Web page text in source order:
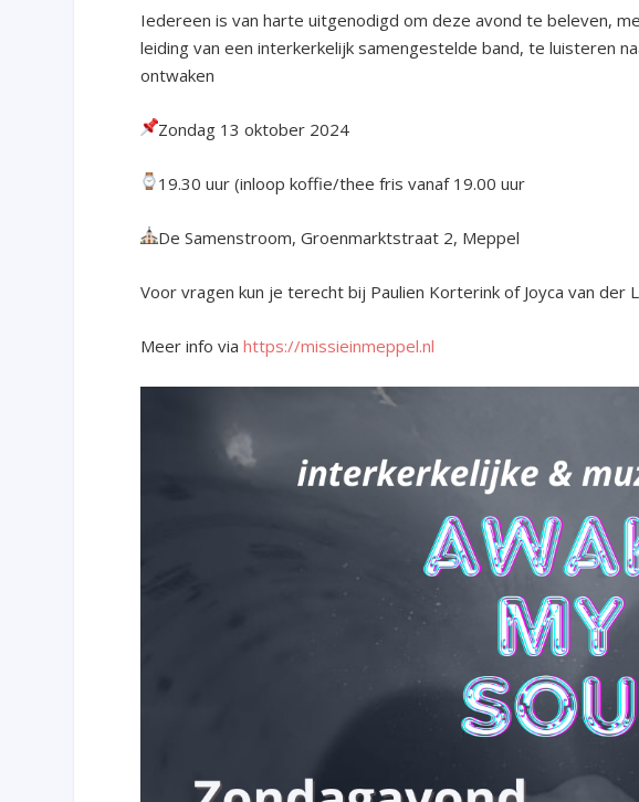
Iedereen is van harte uitgenodigd om deze avond te beleven,
leiding van een interkerkelijk samengestelde band, te luisteren
ontwaken
Zondag 13 oktober 2024
19.30 uur (inloop koffie/thee fris vanaf 19.00 uur
De Samenstroom, Groenmarktstraat 2, Meppel
Voor vragen kun je terecht bij Paulien Korterink of Joyca van der
Meer info viahttps://missieinmeppel.nl